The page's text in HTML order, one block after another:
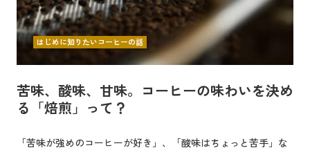
苦味、酸味、甘味。コーヒーの味わいを決め
る「焙煎」って？
「苦味が強めのコーヒーが好き」、「酸味はちょっと苦手」な
はじめに知りたいコーヒーの話